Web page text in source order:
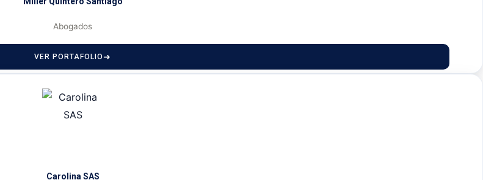
Abogados
VER PORTAFOLIO
Carolina SAS